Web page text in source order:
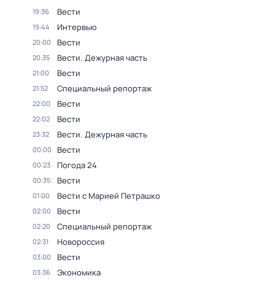
19:36 Вести
19:44 Интервью
20:00 Вести
20:35 Вести. Дежурная часть
21:00 Вести
21:52 Специальный репортаж
22:00 Вести
22:02 Вести
23:32 Вести. Дежурная часть
00:00 Вести
00:23 Погода 24
00:35 Вести
01:00 Вести с Марией Петрашко
02:00 Вести
02:20 Специальный репортаж
02:31 Новороссия
03:00 Вести
03:36 Экономика